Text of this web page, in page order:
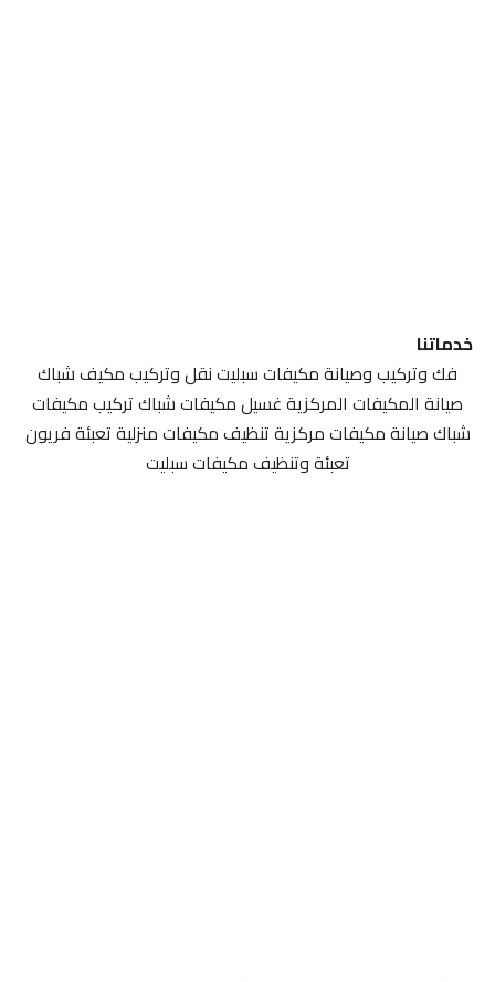
خدماتنا
فك وتركيب وصيانة مكيفات سبليت نقل وتركيب مكيف شباك
صيانة المكيفات المركزية غسيل مكيفات شباك تركيب مكيفات
شباك صيانة مكيفات مركزية تنظيف مكيفات منزلية تعبئة فريون
تعبئة وتنظيف مكيفات سبليت